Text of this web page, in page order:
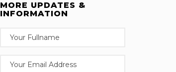
MORE UPDATES &
INFORMATION